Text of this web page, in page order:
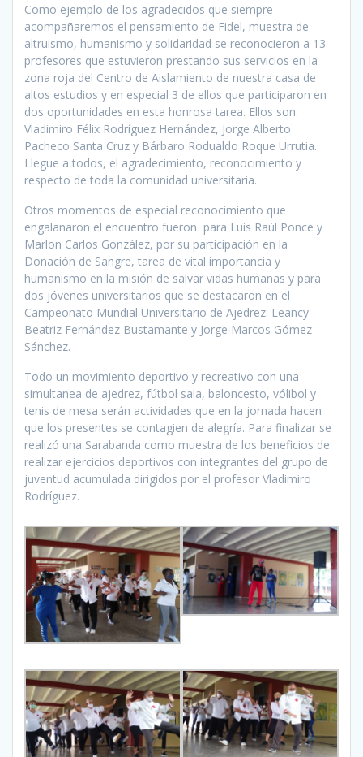
Como ejemplo de los agradecidos que siempre
acompañaremos el pensamiento de Fidel, muestra de
altruismo, humanismo y solidaridad se reconocieron a 13
profesores que estuvieron prestando sus servicios en la
zona roja del Centro de Aislamiento de nuestra casa de
altos estudios y en especial 3 de ellos que participaron en
dos oportunidades en esta honrosa tarea. Ellos son:
Vladimiro Félix Rodríguez Hernández, Jorge Alberto
Pacheco Santa Cruz y Bárbaro Rodualdo Roque Urrutia.
Llegue a todos, el agradecimiento, reconocimiento y
respecto de toda la comunidad universitaria.
Otros momentos de especial reconocimiento que
engalanaron el encuentro fueron para Luis Raúl Ponce y
Marlon Carlos González, por su participación en la
Donación de Sangre, tarea de vital importancia y
humanismo en la misión de salvar vidas humanas y para
dos jóvenes universitarios que se destacaron en el
Campeonato Mundial Universitario de Ajedrez: Leancy
Beatriz Fernández Bustamante y Jorge Marcos Gómez
Sánchez.
Todo un movimiento deportivo y recreativo con una
simultanea de ajedrez, fútbol sala, baloncesto, vólibol y
tenis de mesa serán actividades que en la jornada hacen
que los presentes se contagien de alegría. Para finalizar se
realizó una Sarabanda como muestra de los beneficios de
realizar ejercicios deportivos con integrantes del grupo de
juventud acumulada dirigidos por el profesor Vladimiro
Rodríguez.